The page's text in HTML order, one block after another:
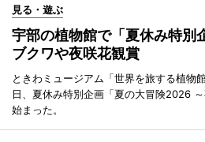
見る・遊ぶ
宇部の植物館で「夏休み特
ブクワや夜咲花観賞
ときわミュージアム「世界を旅する植物
日、夏休み特別企画「夏の大冒険2026
始まった。